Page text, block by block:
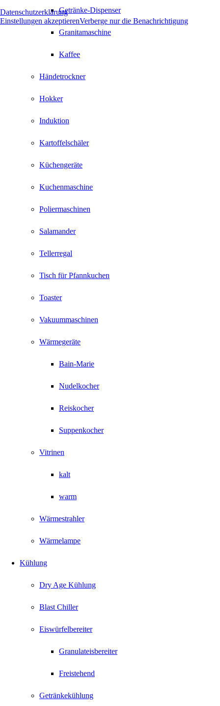
Getränke-Dispenser
Granitamaschine
Kaffee
Händetrockner
Hokker
Induktion
Kartoffelschäler
Küchengeräte
Kuchenmaschine
Poliermaschinen
Salamander
Tellerregal
Tisch für Pfannkuchen
Toaster
Vakuummaschinen
Wärmegeräte
Bain-Marie
Nudelkocher
Reiskocher
Suppenkocher
Vitrinen
kalt
warm
Wärmestrahler
Wärmelampe
Kühlung
Dry Age Kühlung
Blast Chiller
Eiswürfelbereiter
Granulateisbereiter
Freistehend
Getränkekühlung
Datenschutzerklärung
Einstellungen akzeptierenVerberge nur die Benachrichtigung